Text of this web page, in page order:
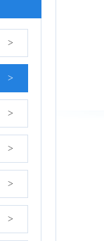
>
>
>
>
>
>